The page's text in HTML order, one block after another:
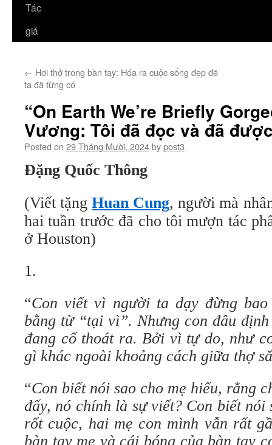
Tác
giả
← Hơi thở trong bàn tay: Hóa ra cuộc sống đẹp đẽ
ta đã từng có
“On Earth We’re Briefly
Vương: Tôi đã đọc và đã
Posted on 29 Tháng Mười, 2024bypost3
Đặng Quốc Thông
(Viết tặngHuan Cung, người mà
hai tuần trước đã cho tôi mượn tác
ở Houston)
1.
“Con viết vì người ta dạy đừng
bằng từ “tại vì”. Nhưng con đâu
đang cố thoát ra. Bởi vì tự do, như
gì khác ngoài khoảng cách giữa thợ
“Con biết nói sao cho mẹ hiểu, rằng
đấy, nó chính là sự viết? Con biết nói
rốt cuộc, hai mẹ con mình vẫn rất
bàn tay mẹ và cái bóng của bàn tay